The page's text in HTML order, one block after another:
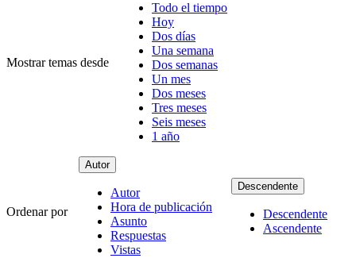
Mostrar temas desde
Todo el tiempo
Hoy
Dos días
Una semana
Dos semanas
Un mes
Dos meses
Tres meses
Seis meses
1 año
Ordenar por
Autor
Autor
Hora de publicación
Asunto
Respuestas
Vistas
Descendente
Descendente
Ascendente